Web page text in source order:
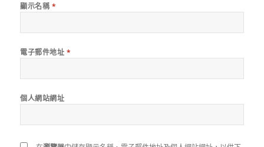
顯示名稱 *
電子郵件地址 *
個人網站網址